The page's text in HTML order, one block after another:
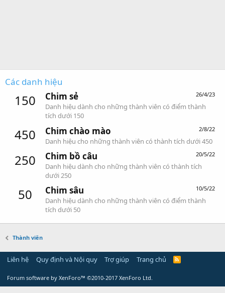
Các danh hiệu
150 26/4/23
Chim sẻ
Danh hiệu dành cho những thành viên có điểm thành
tích dưới 150
450 2/8/22
Chim chào mào
Danh hiệu cho những thành viên có thành tích dưới 450
250 20/5/22
Chim bồ câu
Danh hiệu dành cho những thành viên có thành tích
dưới 250
50 10/5/22
Chim sâu
Danh hiệu dành cho những thành viên có điểm thành
tích dưới 50
Thành viên
Liên hệ Quy định và Nội quy Trợ giúp Trang chủ
Forum software by XenForo™ ©2010-2017 XenForo Ltd.